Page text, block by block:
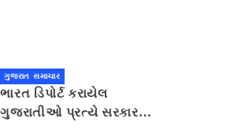
ગુજરાત સમાચાર
ભારત ડિપોર્ટ કરાયેલ
ગુજરાતીઓ પ્રત્યે સરકાર